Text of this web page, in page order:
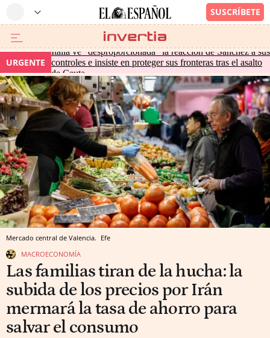
URGENTE
Italia ve "desproporcionada" la reacción de Sánchez a sus
controles e insiste en proteger sus fronteras tras el asalto
de Ceuta
Mercado central de Valencia. Efe
MACROECONOMÍA
Las familias tiran de la hucha: la
subida de los precios por Irán
mermará la tasa de ahorro para
salvar el consumo